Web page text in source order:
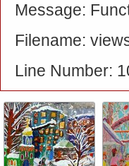
Message:
Filename:
Line Number: